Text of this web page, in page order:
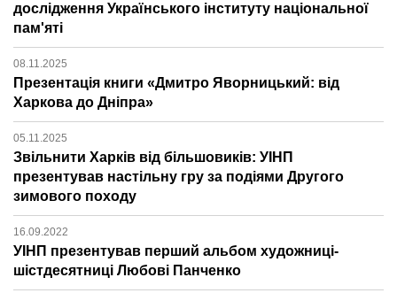
дослідження Українського інституту національної
пам'яті​​​​​​​
08.11.2025
Презентація книги «Дмитро Яворницький: від
Харкова до Дніпра»
05.11.2025
Звільнити Харків від більшовиків: УІНП
презентував настільну гру за подіями Другого
зимового походу
16.09.2022
УІНП презентував перший альбом художниці-
шістдесятниці Любові Панченко